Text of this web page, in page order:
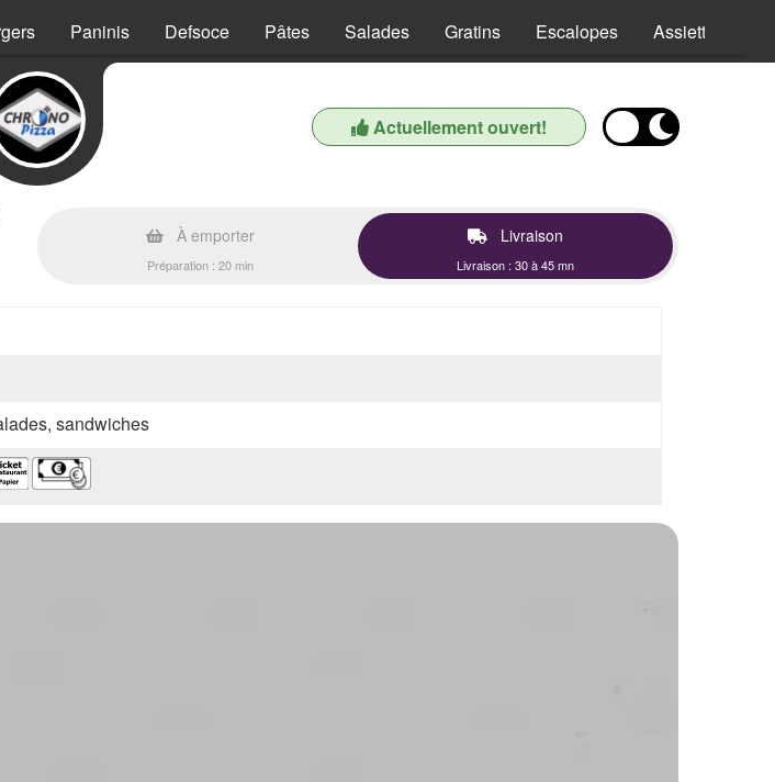
Paninis Defsoce Pâtes Salades Gratins Escalopes Assiettes
Actuellement ouvert!
À emporter
Préparation : 20 min
Livraison
Livraison : 30 à 45 mn
sandwiches